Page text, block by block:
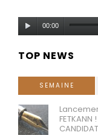
Lecteur00:00
TOP NEWS
SEMAINE